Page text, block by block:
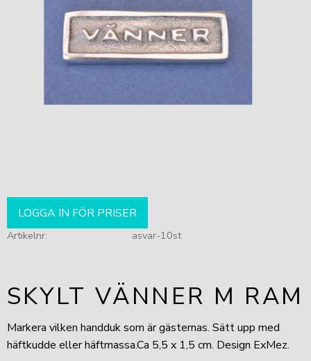
LOGGA IN FÖR PRISER
Artikelnr asvar-10st
SKYLT VÄNNER M RAM
Markera vilken handduk som är gästernas. Sätt upp med
häftkudde eller häftmassa.Ca 5,5 x 1,5 cm. Design ExMez.